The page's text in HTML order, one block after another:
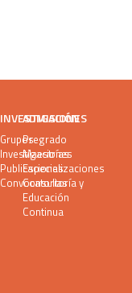
INVESTIGACIÓN
Grupos
Investigaciones
Publicaciones
Convocatorias
ADMISIONES
Pregrado
Maestrías
Especializaciones
Consultoría y
Educación
Continua